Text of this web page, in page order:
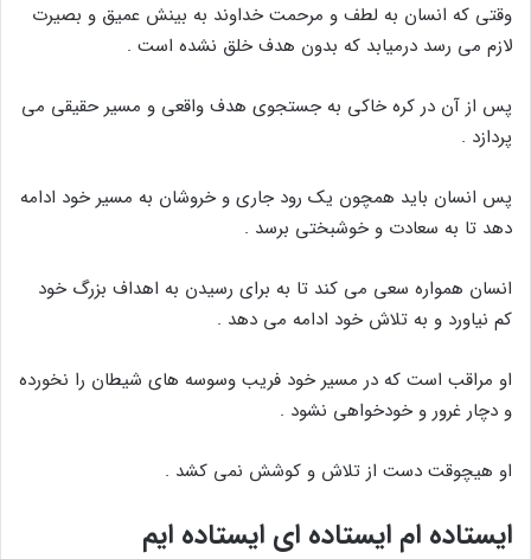
وقتی که انسان به لطف و مرحمت خداوند به بینش عمیق و بصیرت
لازم می رسد درمیابد که بدون هدف خلق نشده است .
پس از آن در کره خاکی به جستجوی هدف واقعی و مسیر حقیقی می
پردازد .
پس انسان باید همچون یک رود جاری و خروشان به مسیر خود ادامه
دهد تا به سعادت و خوشبختی برسد .
انسان همواره سعی می کند تا به برای رسیدن به اهداف بزرگ خود
کم نیاورد و به تلاش خود ادامه می دهد .
او مراقب است که در مسیر خود فریب وسوسه های شیطان را نخورده
و دچار غرور و خودخواهی نشود .
او هیچوقت دست از تلاش و کوشش نمی کشد .
ایستاده ام ایستاده ای ایستاده ایم